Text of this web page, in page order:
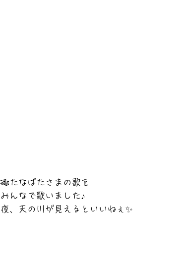
🎋たなばたさまの歌を
みんなで歌いました♪
夜、天の川が見えるといいねぇ✨